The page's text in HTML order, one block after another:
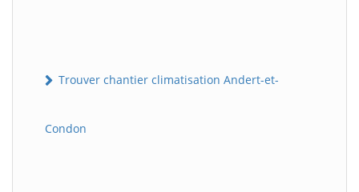
Trouver chantier climatisation Andert-et-
Condon